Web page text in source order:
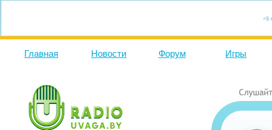
Главная Новости Форум Игры